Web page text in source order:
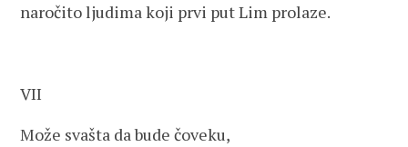
naročito ljudima koji prvi put Lim prolaze.
VII
Može svašta da bude čoveku,